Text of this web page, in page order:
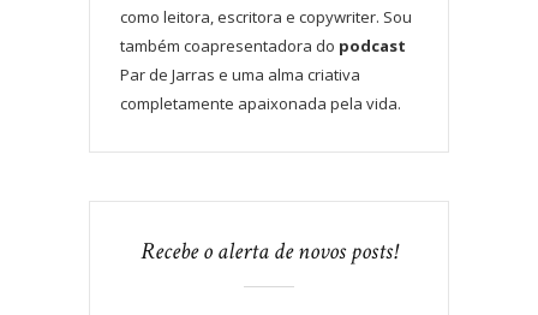
como leitora, escritora e copywriter. Sou
também coapresentadora do podcast
Par de Jarras e uma alma criativa
completamente apaixonada pela vida.
Recebe o alerta de novos posts!